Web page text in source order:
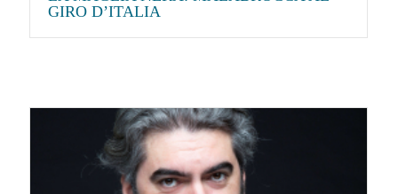
GIRO D’ITALIA